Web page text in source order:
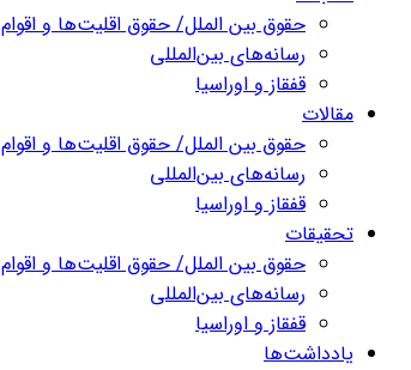
حقوق بین الملل/ حقوق اقلیت‌ها و اقوام
رسانه‌های بین‌المللی
قفقاز و اوراسیا
مقالات
حقوق بین الملل/ حقوق اقلیت‌ها و اقوام
رسانه‌های بین‌المللی
قفقاز و اوراسیا
تحقیقات
حقوق بین الملل/ حقوق اقلیت‌ها و اقوام
رسانه‌های بین‌المللی
قفقاز و اوراسیا
یادداشت‌ها